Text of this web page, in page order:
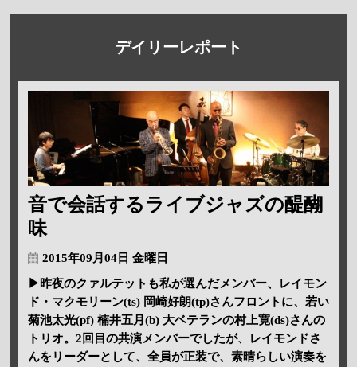
デイリーレポート
音で会話するライブジャズの醍醐
味
2015年09月04日 金曜日
▶昨夜のクァルテットも私が選んだメンバー、レイモン
ド・マクモリーン(ts) 岡崎好朗(tp)さんフロントに、若い
菊池太光(pf) 楠井五月(b) 大ベテランの村上寛(ds)さんの
トリオ。2回目の共演メンバーでしたが、レイモンドさ
んをリーダーとして、全員が正装で、素晴らしい演奏を